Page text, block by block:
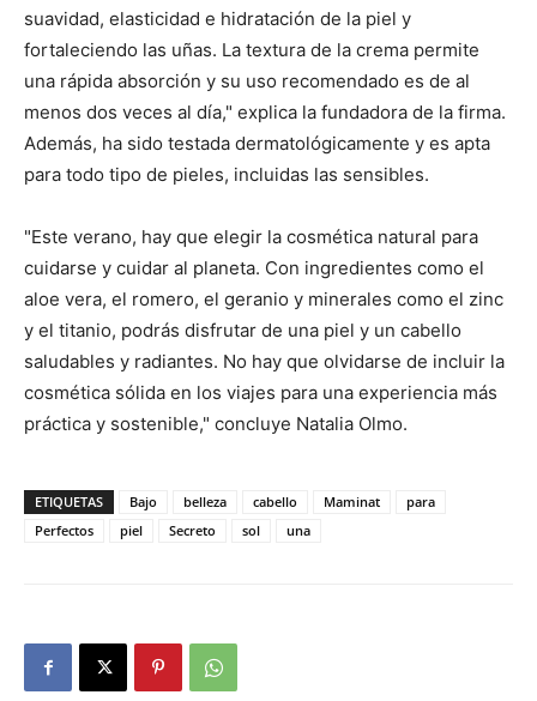
suavidad, elasticidad e hidratación de la piel y
fortaleciendo las uñas. La textura de la crema permite
una rápida absorción y su uso recomendado es de al
menos dos veces al día," explica la fundadora de la firma.
Además, ha sido testada dermatológicamente y es apta
para todo tipo de pieles, incluidas las sensibles.
"Este verano, hay que elegir la cosmética natural para
cuidarse y cuidar al planeta. Con ingredientes como el
aloe vera, el romero, el geranio y minerales como el zinc
y el titanio, podrás disfrutar de una piel y un cabello
saludables y radiantes. No hay que olvidarse de incluir la
cosmética sólida en los viajes para una experiencia más
práctica y sostenible," concluye Natalia Olmo.
ETIQUETAS Bajo belleza cabello Maminat
para
Perfectos
piel Secreto sol una